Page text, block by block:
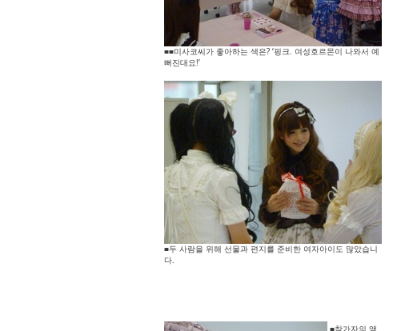
■■미사코씨가 좋아하는 색은? ‘핑크. 여성호르몬이 나와서 예
뻐진대요!’
■두 사람을 위해 선물과 편지를 준비한 여자아이도 많았습니
다.